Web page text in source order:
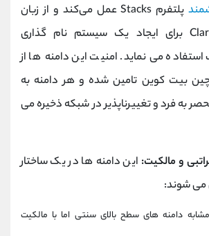
پلتفرم Stacks عمل می‌کند و از زبان
برنامه‌ نویسی Clarity برای ایجاد یک سیستم نام ‌گذاری
می‌ نماید. امنیت این دامنه‌ ها از
بیت‌ کوین تامین شده و هر دامنه به‌
به فرد و تغییرناپذیر در شبکه ذخیره می
این دامنه‌ ها در یک ساختار
می ‌شوند:
مشابه دامنه ‌های سطح بالای سنتی اما با مالکیت